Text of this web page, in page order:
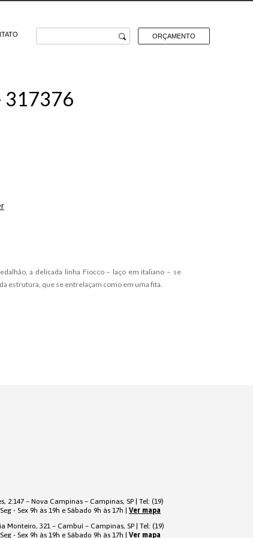
ORÇAMENTO
317376
a delicada linha Fiocco – laço em italiano – se
estrutura, que se entrelaçam como em uma fita.
2.147 – Nova Campinas – Campinas, SP | Tel: (19)
Seg - Sex 9h às 19h e Sábado 9h às 17h |Ver mapa
Monteiro, 321 – Cambuí – Campinas, SP | Tel: (19)
Seg - Sex 9h às 19h e Sábado 9h às 17h |Ver mapa